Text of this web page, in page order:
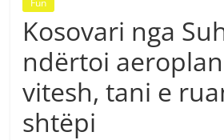
Kosovari nga
ndërtoi
vitesh, tani e
shtëpi